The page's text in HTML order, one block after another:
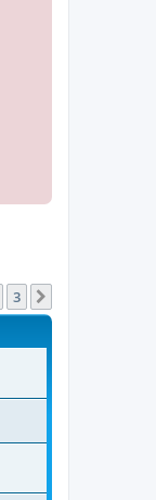
3